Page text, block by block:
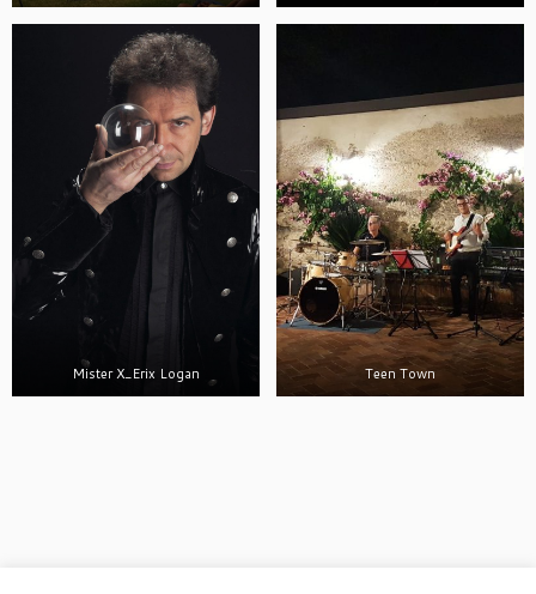
Mister X_Erix Logan Teen Town